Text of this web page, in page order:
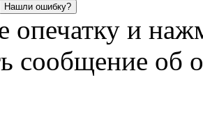
Нашли ошибку?
опечатку и
сообщение об